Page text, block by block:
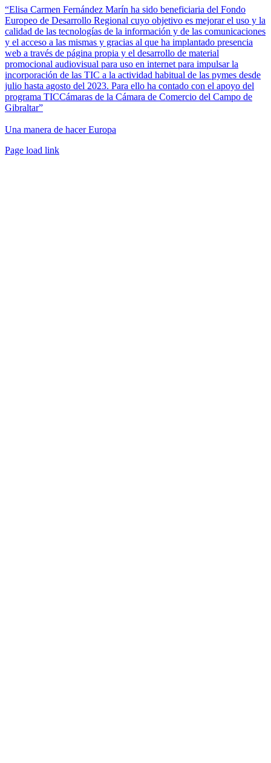
“Elisa Carmen Fernández Marín ha sido beneficiaria del Fondo
Europeo de Desarrollo Regional cuyo objetivo es mejorar el uso y la
calidad de las tecnologías de la información y de las comunicaciones
y el acceso a las mismas y gracias al que ha implantado presencia
web a través de página propia y el desarrollo de material
promocional audiovisual para uso en internet para impulsar la
incorporación de las TIC a la actividad habitual de las pymes desde
julio hasta agosto del 2023. Para ello ha contado con el apoyo del
programa TICCámaras de la Cámara de Comercio del Campo de
Gibraltar”
Una manera de hacer Europa
Facebook
Twitter
Instagram
Pinterest
Page load link